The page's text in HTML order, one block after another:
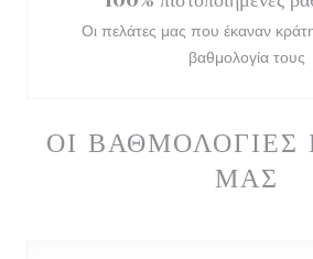
ΟΙ ΒΑΘΜΟΛΟΓΊΕΣ
ΜΑΣ
Οι πελάτες μας που έκαναν
βαθμολογία τους